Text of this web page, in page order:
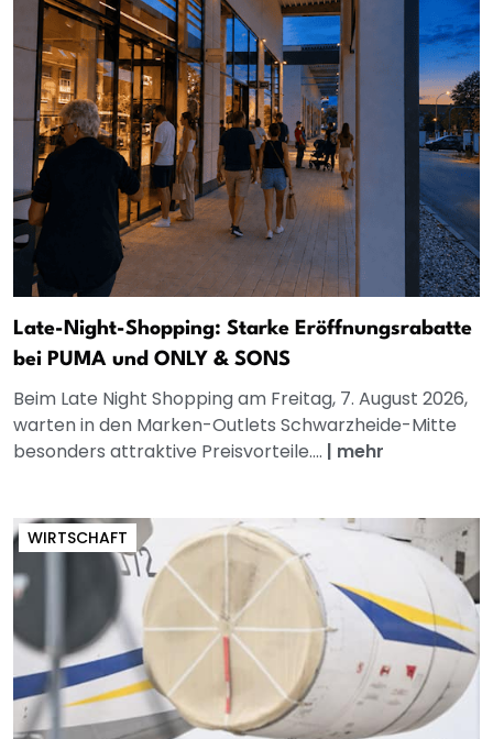
Late-Night-Shopping: Starke Eröffnungsrabatte
bei PUMA und ONLY & SONS
Beim Late Night Shopping am Freitag, 7. August 2026,
warten in den Marken-Outlets Schwarzheide-Mitte
besonders attraktive Preisvorteile.... | mehr
WIRTSCHAFT